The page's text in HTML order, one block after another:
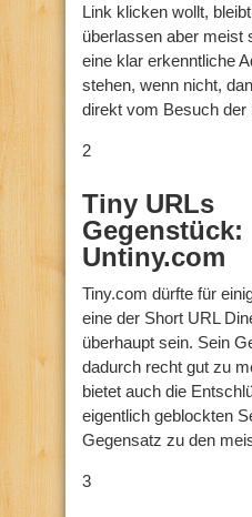
Link klicken wollt,
überlassen aber meist
eine klar erkenntliche
stehen, wenn nicht,
direkt vom Besuch der
2
Tiny URLs
Gegenstück:
Untiny.com
Tiny.com dürfte für
eine der Short URL
überhaupt sein. Sein
dadurch recht gut zu
bietet auch die
eigentlich geblockten
Gegensatz zu den
3